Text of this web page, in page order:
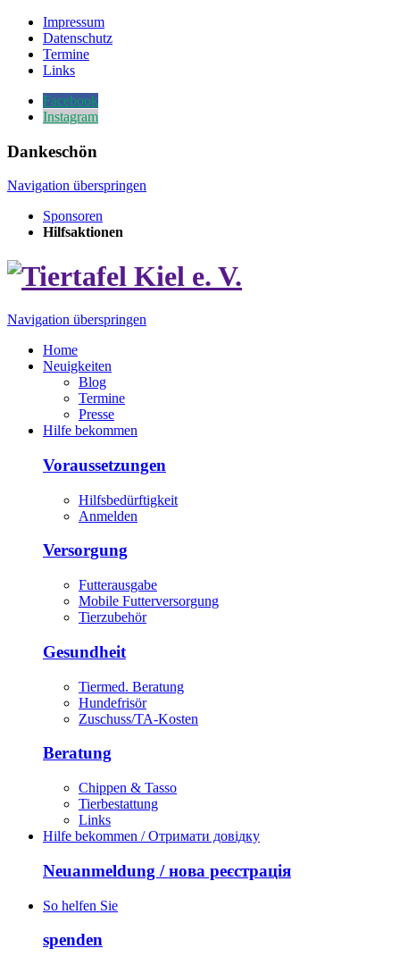
Impressum
Datenschutz
Termine
Links
Facebook
Instagram
Dankeschön
Navigation überspringen
Sponsoren
Hilfsaktionen
Navigation überspringen
Home
Neuigkeiten
Blog
Termine
Presse
Hilfe bekommen
Voraussetzungen
Hilfsbedürftigkeit
Anmelden
Versorgung
Futterausgabe
Mobile Futterversorgung
Tierzubehör
Gesundheit
Tiermed. Beratung
Hundefrisör
Zuschuss/TA-Kosten
Beratung
Chippen & Tasso
Tierbestattung
Links
Hilfe bekommen / Отримати довідку
Neuanmeldung / нова реєстрація
So helfen Sie
spenden